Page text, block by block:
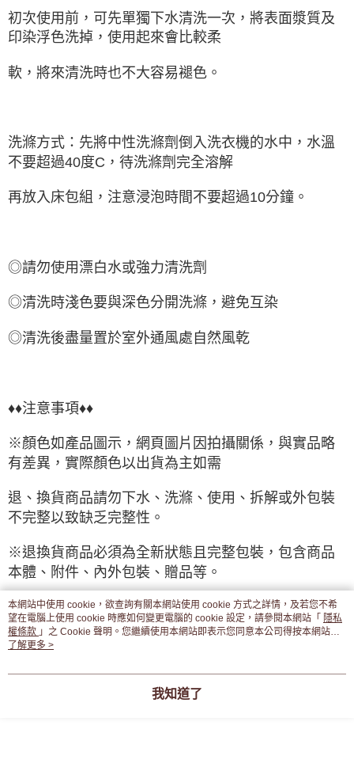
初次使用前，可先單獨下水清洗一次，將表面漿質及
印染浮色洗掉，使用起來會比較柔
軟，將來清洗時也不大容易褪色。
洗滌方式：先將中性洗滌劑倒入洗衣機的水中，水溫
不要超過40度C，待洗滌劑完全溶解
再放入床包組，注意浸泡時間不要超過10分鐘。
◎請勿使用漂白水或強力清洗劑
◎清洗時淺色要與深色分開洗滌，避免互染
◎清洗後盡量置於室外通風處自然風乾
♦♦注意事項♦♦
※顏色如產品圖示，網頁圖片因拍攝關係，與實品略
有差異，實際顏色以出貨為主如需
退、換貨商品請勿下水、洗滌、使用、拆解或外包裝
不完整以致缺乏完整性。
※退換貨商品必須為全新狀態且完整包裝，包含商品
本體、附件、內外包裝、贈品等。
♦♦特別注意♦♦
不得有下水及特殊異味「如香水、煙味、衣櫃芳香
劑、及其它不明異味」之情形，將導
本網站中使用 cookie，欲查詢有關本網站使用 cookie 方式之詳情，及若您不希
望在電腦上使用 cookie 時應如何變更電腦的 cookie 設定，請參閱本網站「 隱私
權條款 」之 Cookie 聲明。您繼續使用本網站即表示您同意本公司得按本網站使
用條款之 Cookie 聲明使用 cookie。
了解更多 >
我知道了